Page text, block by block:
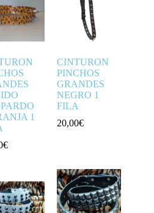
1
€
CINTURON
PINCHOS
GRANDES
NEGRO 1
FILA
20,00€